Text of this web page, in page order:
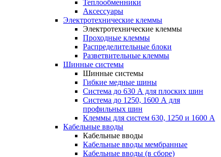
Теплообменники
Аксессуары
Электротехнические клеммы
Электротехнические клеммы
Проходные клеммы
Распределительные блоки
Разветвительные клеммы
Шинные системы
Шинные системы
Гибкие медные шины
Система до 630 А для плоских шин
Система до 1250, 1600 А для
профильных шин
Клеммы для систем 630, 1250 и 1600 А
Кабельные вводы
Кабельные вводы
Кабельные вводы мембранные
Кабельные вводы (в сборе)